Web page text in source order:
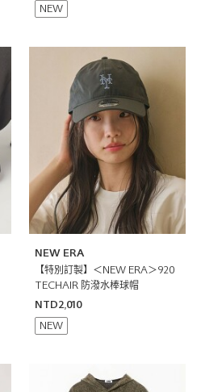
NEW
NEW ERA
【特別訂製】＜NEW ERA＞920
TECHAIR 防潑水棒球帽
NTD2,010
NEW